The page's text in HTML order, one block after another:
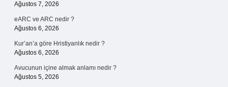
Ağustos 7, 2026
eARC ve ARC nedir ?
Ağustos 6, 2026
Kur’an’a göre Hristiyanlık nedir ?
Ağustos 6, 2026
Avucunun içine almak anlamı nedir ?
Ağustos 5, 2026